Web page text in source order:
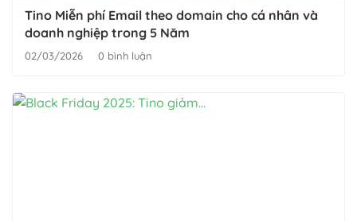
Tino Miễn phí Email theo domain cho cá nhân và
doanh nghiệp trong 5 Năm
02/03/2026 0 bình luận